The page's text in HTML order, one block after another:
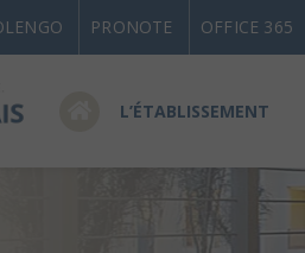
PRONOTE OFFICE 365
L’ÉTABLISSEMENT